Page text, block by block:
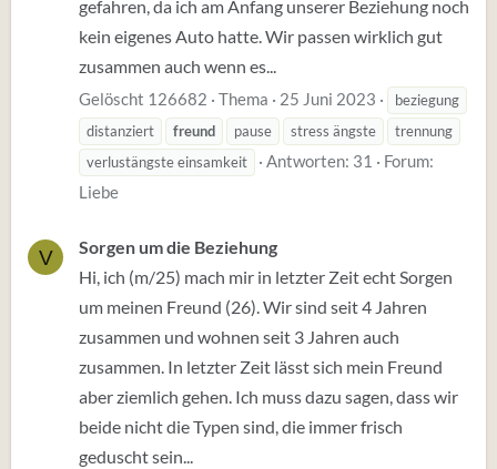
gefahren, da ich am Anfang unserer Beziehung noch
kein eigenes Auto hatte. Wir passen wirklich gut
zusammen auch wenn es...
Gelöscht 126682 Thema 25 Juni 2023
beziegung
distanziert
freund pause stress ängste
trennung
verlustängste einsamkeit
Antworten: 31
Forum:
Liebe
V
Sorgen um die Beziehung
Hi, ich (m/25) mach mir in letzter Zeit echt Sorgen
um meinen Freund (26). Wir sind seit 4 Jahren
zusammen und wohnen seit 3 Jahren auch
zusammen. In letzter Zeit lässt sich mein Freund
aber ziemlich gehen. Ich muss dazu sagen, dass wir
beide nicht die Typen sind, die immer frisch
geduscht sein...